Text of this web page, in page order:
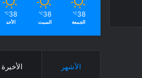
38
℃
الجمعة
38
℃
السبت
38
℃
الأحد
الأشهر الأخيرة